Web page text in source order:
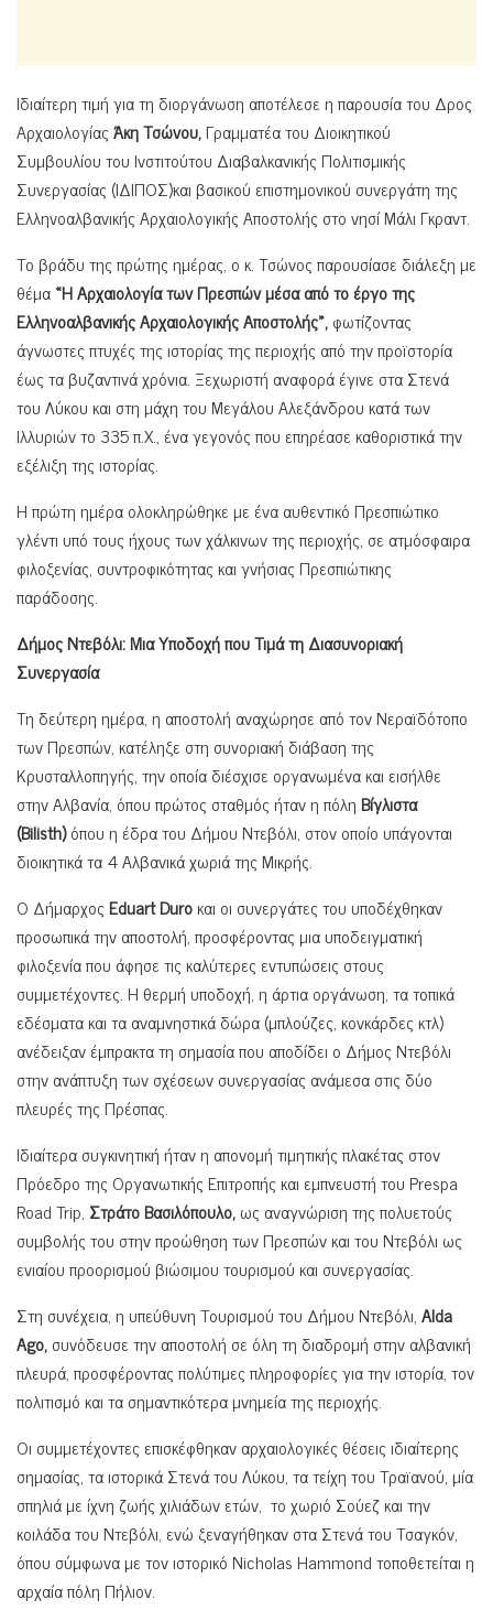
Ιδιαίτερη τιμή για τη διοργάνωση αποτέλεσε η παρουσία του Δρος
ΑρχαιολογίαςΆκη Τσώνου,Γραμματέα του Διοικητικού
Συμβουλίου του Ινστιτούτου Διαβαλκανικής Πολιτισμικής
Συνεργασίας (ΙΔΙΠΟΣ)και βασικού επιστημονικού συνεργάτη της
Ελληνοαλβανικής Αρχαιολογικής Αποστολής στο νησί Μάλι Γκραντ.
Το βράδυ της πρώτης ημέρας, ο κ. Τσώνος παρουσίασε διάλεξη με
θέμα«Η Αρχαιολογία των Πρεσπών μέσα από το έργο της
Ελληνοαλβανικής Αρχαιολογικής Αποστολής»,φωτίζοντας
άγνωστες πτυχές της ιστορίας της περιοχής από την προϊστορία
έως τα βυζαντινά χρόνια. Ξεχωριστή αναφορά έγινε στα Στενά
του Λύκου και στη μάχη του Μεγάλου Αλεξάνδρου κατά των
Ιλλυριών το 335 π.Χ., ένα γεγονός που επηρέασε καθοριστικά την
εξέλιξη της ιστορίας.
Η πρώτη ημέρα ολοκληρώθηκε με ένα αυθεντικό Πρεσπιώτικο
γλέντι υπό τους ήχους των χάλκινων της περιοχής, σε ατμόσφαιρα
φιλοξενίας, συντροφικότητας και γνήσιας Πρεσπιώτικης
παράδοσης.
Δήμος Ντεβόλι: Μια Υποδοχή που Τιμά τη Διασυνοριακή
Συνεργασία
Τη δεύτερη ημέρα, η αποστολή αναχώρησε από τον Νεραϊδότοπο
των Πρεσπών, κατέληξε στη συνοριακή διάβαση της
Κρυσταλλοπηγής, την οποία διέσχισε οργανωμένα και εισήλθε
στην Αλβανία, όπου πρώτος σταθμός ήταν η πόλη Βίγλιστα
(Bilisth)όπου η έδρα του Δήμου Ντεβόλι, στον οποίο υπάγονται
διοικητικά τα 4 Αλβανικά χωριά της Μικρής.
Ο ΔήμαρχοςEduart Duroκαι οι συνεργάτες του υποδέχθηκαν
προσωπικά την αποστολή, προσφέροντας μια υποδειγματική
φιλοξενία που άφησε τις καλύτερες εντυπώσεις στους
συμμετέχοντες. Η θερμή υποδοχή, η άρτια οργάνωση, τα τοπικά
εδέσματα και τα αναμνηστικά δώρα (μπλούζες, κονκάρδες κτλ)
ανέδειξαν έμπρακτα τη σημασία που αποδίδει ο Δήμος Ντεβόλι
στην ανάπτυξη των σχέσεων συνεργασίας ανάμεσα στις δύο
πλευρές της Πρέσπας.
Ιδιαίτερα συγκινητική ήταν η απονομή τιμητικής πλακέτας στον
Πρόεδρο της Οργανωτικής Επιτροπής και εμπνευστή του Prespa
Road Trip, Στράτο Βασιλόπουλο,ως αναγνώριση της πολυετούς
συμβολής του στην προώθηση των Πρεσπών και του Ντεβόλι ως
ενιαίου προορισμού βιώσιμου τουρισμού και συνεργασίας.
Στη συνέχεια, η υπεύθυνη Τουρισμού του Δήμου Ντεβόλι,Alda
Ago,συνόδευσε την αποστολή σε όλη τη διαδρομή στην αλβανική
πλευρά, προσφέροντας πολύτιμες πληροφορίες για την ιστορία, τον
πολιτισμό και τα σημαντικότερα μνημεία της περιοχής.
Οι συμμετέχοντες επισκέφθηκαν αρχαιολογικές θέσεις ιδιαίτερης
σημασίας, τα ιστορικά Στενά του Λύκου, τα τείχη του Τραϊανού, μία
σπηλιά με ίχνη ζωής χιλιάδων ετών, το χωριό Σούεζ και την
κοιλάδα του Ντεβόλι, ενώ ξεναγήθηκαν στα Στενά του Τσαγκόν,
όπου σύμφωνα με τον ιστορικό Nicholas Hammond τοποθετείται η
αρχαία πόλη Πήλιον.